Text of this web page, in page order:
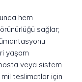
hem
sağlar;
yaşam
veya sistem
mil teslimatlar için